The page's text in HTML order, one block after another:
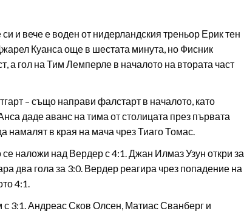
и вече е воден от нидерландския треньор Ерик тен
Куанса още в шестата минута, но Фисник
а гол на Тим Лемперле в началото на втората част
– също направи фалстарт в началото, като
даде аванс на тима от столицата през първата
намалят в края на мача чрез Тиаго Томас.
наложи над Вердер с 4:1. Джан Илмаз Узун откри за
два гола за 3:0. Вердер реагира чрез попадение на
4:1.
с 3:1. Андреас Сков Олсен, Матиас Сванберг и